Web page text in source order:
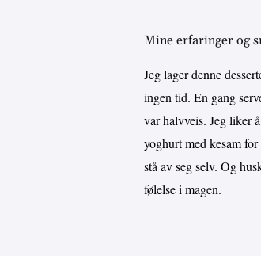
Mine erfaringer og
Jeg lager denne
ingen tid. En gang
var halvveis. Jeg liker
yoghurt med kesam
stå av seg selv. Og
følelse i magen.